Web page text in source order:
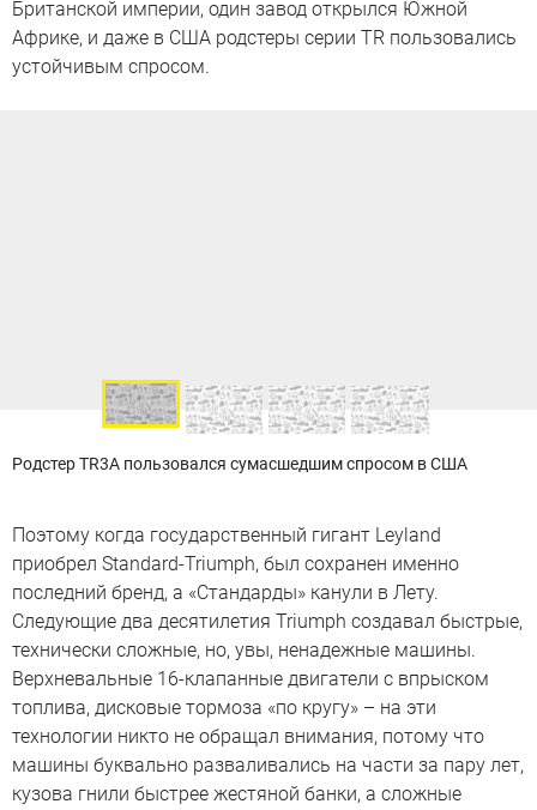
Британской империи, один завод открылся Южной
Африке, и даже в США родстеры серии TR пользовались
устойчивым спросом.
Родстер TR3A пользовался сумасшедшим спросом в США
Поэтому когда государственный гигант Leyland
приобрел Standard-Triumph, был сохранен именно
последний бренд, а «Стандарды» канули в Лету.
Следующие два десятилетия Triumph создавал быстрые,
технически сложные, но, увы, ненадежные машины.
Верхневальные 16-клапанные двигатели с впрыском
топлива, дисковые тормоза «по кругу» – на эти
технологии никто не обращал внимания, потому что
машины буквально разваливались на части за пару лет,
кузова гнили быстрее жестяной банки, а сложные